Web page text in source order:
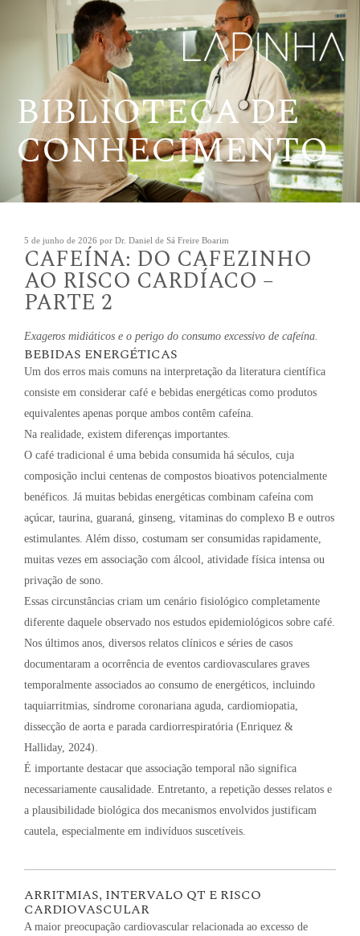
BIBLIOTECA DE
CONHECIMENTO
Publicado
em
5 de junho de 2026 por Dr. Daniel de Sá Freire Boarim
CAFEÍNA: DO CAFEZINHO
AO RISCO CARDÍACO –
PARTE 2
Exageros midiáticos e o perigo do consumo excessivo de cafeína.
BEBIDAS ENERGÉTICAS
Um dos erros mais comuns na interpretação da literatura científica
consiste em considerar café e bebidas energéticas como produtos
equivalentes apenas porque ambos contêm cafeína.
Na realidade, existem diferenças importantes.
O café tradicional é uma bebida consumida há séculos, cuja
composição inclui centenas de compostos bioativos potencialmente
benéficos. Já muitas bebidas energéticas combinam cafeína com
açúcar, taurina, guaraná, ginseng, vitaminas do complexo B e outros
estimulantes. Além disso, costumam ser consumidas rapidamente,
muitas vezes em associação com álcool, atividade física intensa ou
privação de sono.
Essas circunstâncias criam um cenário fisiológico completamente
diferente daquele observado nos estudos epidemiológicos sobre café.
Nos últimos anos, diversos relatos clínicos e séries de casos
documentaram a ocorrência de eventos cardiovasculares graves
temporalmente associados ao consumo de energéticos, incluindo
taquiarritmias, síndrome coronariana aguda, cardiomiopatia,
dissecção de aorta e parada cardiorrespiratória (Enriquez &
Halliday, 2024).
É importante destacar que associação temporal não significa
necessariamente causalidade. Entretanto, a repetição desses relatos e
a plausibilidade biológica dos mecanismos envolvidos justificam
cautela, especialmente em indivíduos suscetíveis.
ARRITMIAS, INTERVALO QT E RISCO
CARDIOVASCULAR
A maior preocupação cardiovascular relacionada ao excesso de